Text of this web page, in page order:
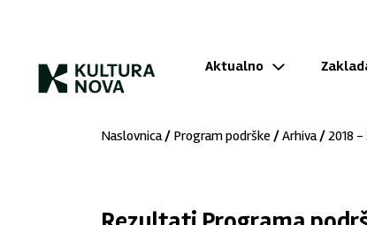
Aktualno
Naslovnica/ Program podrške /Arhiva/2018 -